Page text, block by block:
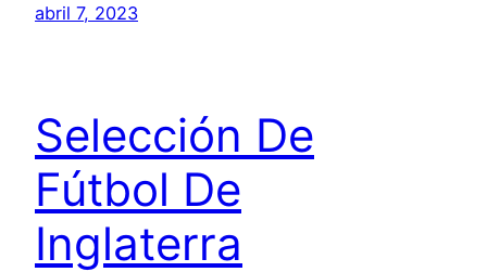
abril 7, 2023
Selección De
Fútbol De
Inglaterra